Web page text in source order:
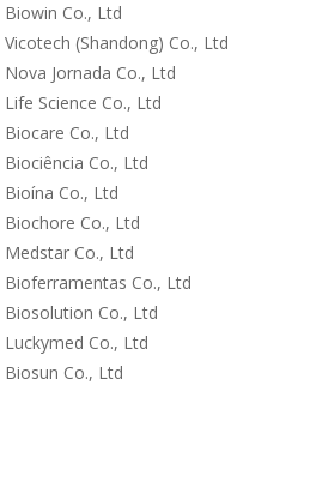
Co., Ltd
(Shandong) Co., Ltd
Jornada Co., Ltd
Science Co., Ltd
Co., Ltd
Co., Ltd
Co., Ltd
Biochore Co., Ltd
Medstar Co., Ltd
Bioferramentas Co., Ltd
Biosolution Co., Ltd
Co., Ltd
Co., Ltd